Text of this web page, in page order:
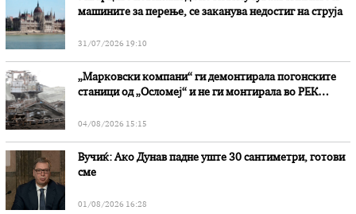
машините за перење, се заканува недостиг на струја
31/07/2026 19:10
„Марковски компани“ ги демонтирала погонските
станици од „Осломеј“ и не ги монтирала во РЕК
04/08/2026 15:15
Вучиќ: Ако Дунав падне уште 30 сантиметри, готови
сме
01/08/2026 16:28